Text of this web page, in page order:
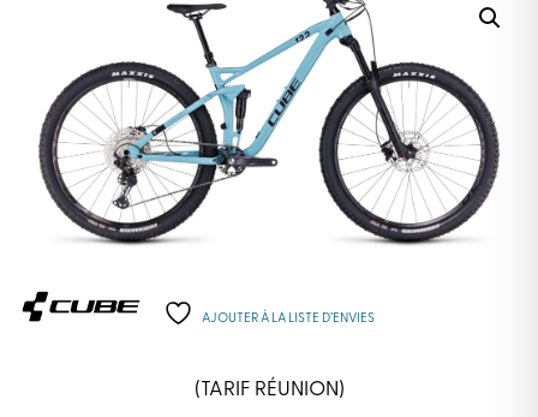
AJOUTER À LA LISTE D’ENVIES
(TARIF RÉUNION)